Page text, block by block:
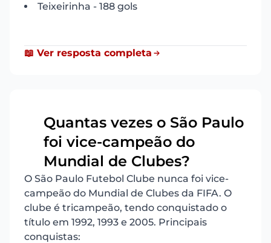
Teixeirinha - 188 gols
📖 Ver resposta completa
Quantas vezes o São Paulo
foi vice-campeão do
Mundial de Clubes?
O São Paulo Futebol Clube nunca foi vice-
campeão do Mundial de Clubes da FIFA. O
clube é tricampeão, tendo conquistado o
título em 1992, 1993 e 2005. Principais
conquistas: